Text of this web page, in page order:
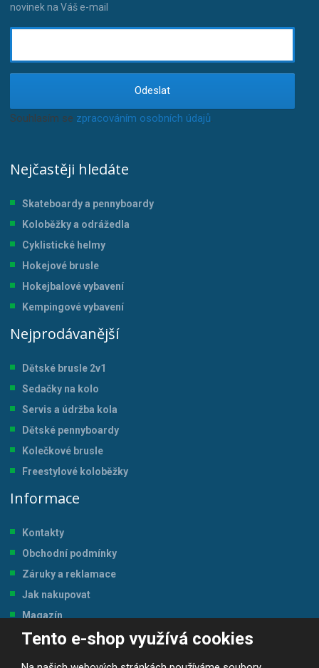
Tento e-shop využívá cookies
novinek na Váš e-mail
Odeslat
Souhlasím se zpracováním osobních údajů
Nejčastěji hledáte
Skateboardy a pennyboardy
Koloběžky a odrážedla
Cyklistické helmy
Hokejové brusle
Hokejbalové vybavení
Kempingové vybavení
Nejprodávanější
Dětské brusle 2v1
Sedačky na kolo
Servis a údržba kola
Dětské pennyboardy
Kolečkové brusle
Freestylové koloběžky
Informace
Kontakty
Obchodní podmínky
Záruky a reklamace
Jak nakupovat
Magazín
Tabulka velikostí